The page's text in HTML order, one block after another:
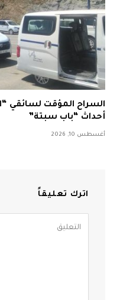
السراح المؤقت لسائقي
أحداث “باب سبتة”
أغسطس 10, 2026
اترك تعليقاً